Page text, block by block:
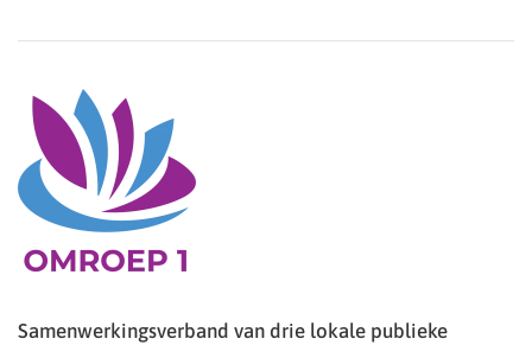
Samenwerkingsverband van drie lokale publieke